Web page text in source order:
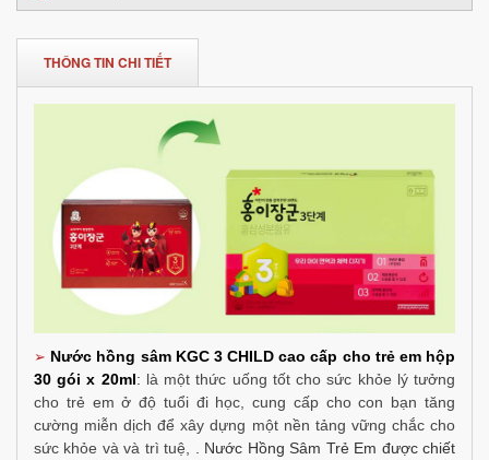
THÔNG TIN CHI TIẾT
➢ Nước hồng sâm KGC 3 CHILD cao cấp cho trẻ em hộp
30 gói x 20ml: là một thức uống tốt cho sức khỏe lý tưởng
cho trẻ em ở độ tuổi đi học, cung cấp cho con bạn tăng
cường miễn dịch để xây dựng một nền tảng vững chắc cho
sức khỏe và và trì tuệ,
. Nước Hồng Sâm Trẻ Em được chiết